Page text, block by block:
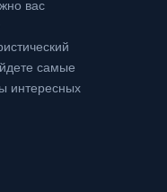
вас
самые
интересных